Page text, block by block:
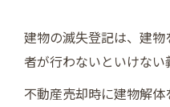
建物の滅失登記は、建
者が行わないといけない
不動産売却時に建物解